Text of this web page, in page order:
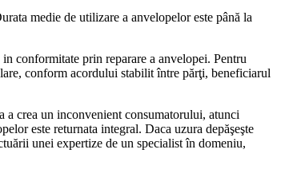
medie de utilizare a anvelopelor este până la
conformitate prin reparare a anvelopei. Pentru
conform acordului stabilit între părţi, beneficiarul
a crea un inconvenient consumatorului, atunci
este returnata integral. Daca uzura depăşeşte
unei expertize de un specialist în domeniu,